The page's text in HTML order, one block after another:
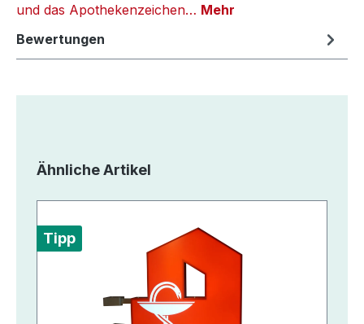
und das Apothekenzeichen… Mehr
Bewertungen
Produktgalerie überspringen
Ähnliche Artikel
Tipp